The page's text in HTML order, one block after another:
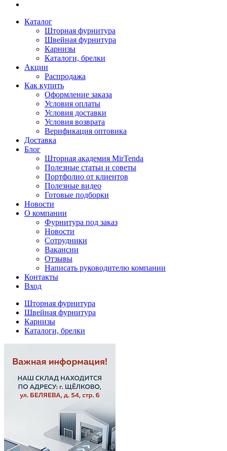
Каталог
Шторная фурнитура
Швейная фурнитура
Карнизы
Каталоги, брелки
Акции
Распродажа
Как купить
Оформление заказа
Условия оплаты
Условия доставки
Условия возврата
Верификация оптовика
Доставка
Блог
Шторная академия MirTenda
Полезные статьи и советы
Портфолио от клиентов
Полезные видео
Готовые подборки
Новости
О компании
Фурнитура под заказ
Новости
Сотрудники
Вакансии
Отзывы
Написать руководителю компании
Контакты
Вход
Шторная фурнитура
Швейная фурнитура
Карнизы
Каталоги, брелки